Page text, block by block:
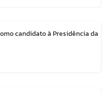
candidato à Presidência da